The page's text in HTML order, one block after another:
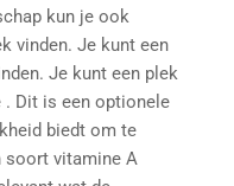
kun je ook
vinden. Je kunt een
Je kunt een plek
. Dit is een optionele
biedt om te
soort vitamine A